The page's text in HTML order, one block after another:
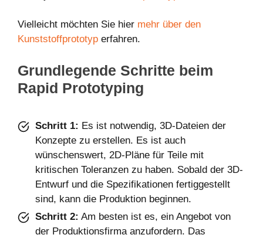
Vielleicht möchten Sie hier mehr über den
Kunststoffprototyp erfahren.
Grundlegende Schritte beim
Rapid Prototyping
Schritt 1: Es ist notwendig, 3D-Dateien der
Konzepte zu erstellen. Es ist auch
wünschenswert, 2D-Pläne für Teile mit
kritischen Toleranzen zu haben. Sobald der 3D-
Entwurf und die Spezifikationen fertiggestellt
sind, kann die Produktion beginnen.
Schritt 2: Am besten ist es, ein Angebot von
der Produktionsfirma anzufordern. Das